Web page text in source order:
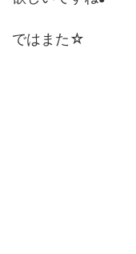
ではまた☆